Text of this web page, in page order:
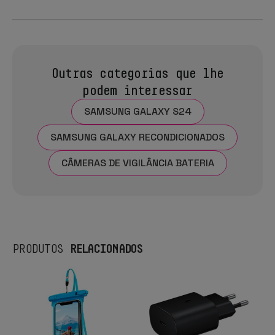
Outras categorias que lhe
podem interessar
SAMSUNG GALAXY S24
SAMSUNG GALAXY RECONDICIONADOS
CÂMERAS DE VIGILÂNCIA BATERIA
PRODUTOS RELACIONADOS